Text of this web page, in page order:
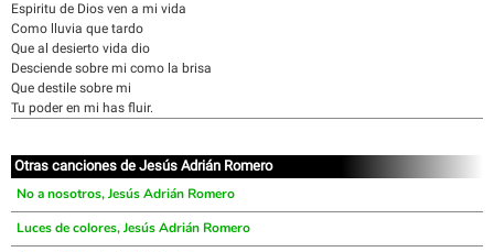
Espiritu de Dios ven a mi vida
Como lluvia que tardo
Que al desierto vida dio
Desciende sobre mi como la brisa
Que destile sobre mi
Tu poder en mi has fluir.
Otras canciones de Jesús Adrián Romero
No a nosotros, Jesús Adrián Romero
Luces de colores, Jesús Adrián Romero